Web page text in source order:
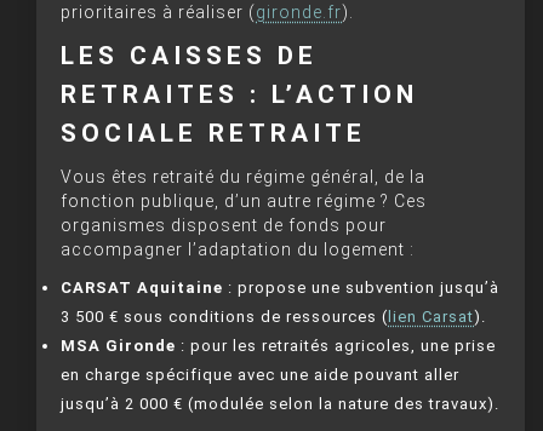
prioritaires à réaliser (gironde.fr).
LES CAISSES DE
RETRAITES : L’ACTION
SOCIALE RETRAITE
Vous êtes retraité du régime général, de la
fonction publique, d’un autre régime ? Ces
organismes disposent de fonds pour
accompagner l’adaptation du logement :
CARSAT Aquitaine : propose une subvention jusqu’à
3 500 € sous conditions de ressources ( lien Carsat).
MSA Gironde : pour les retraités agricoles, une prise
en charge spécifique avec une aide pouvant aller
jusqu’à 2 000 € (modulée selon la nature des travaux).